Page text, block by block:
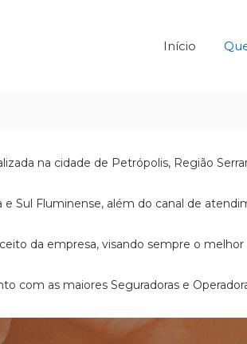
Início
na cidade de Petrópolis, Região
Sul Fluminense, além do canal de
da empresa, visando sempre o melhor
com as maiores Seguradoras e